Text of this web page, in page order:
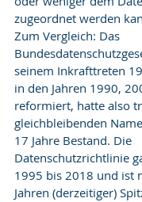
zugeordnet werden
Zum Vergleich: Das
seinem Inkrafttreten
in den Jahren 1990,
reformiert, hatte also
gleichbleibenden
17 Jahre Bestand. Die
Datenschutzrichtlinie
1995 bis 2018 und ist
Jahren (derzeitiger)